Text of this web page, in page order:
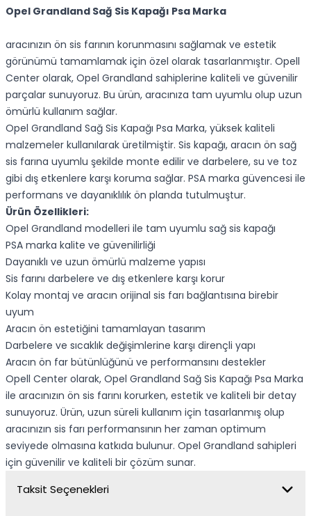
Opel Grandland Sağ Sis Kapağı Psa Marka
aracınızın ön sis farının korunmasını sağlamak ve estetik
görünümü tamamlamak için özel olarak tasarlanmıştır. Opell
Center olarak, Opel Grandland sahiplerine kaliteli ve güvenilir
parçalar sunuyoruz. Bu ürün, aracınıza tam uyumlu olup uzun
ömürlü kullanım sağlar.
Opel Grandland Sağ Sis Kapağı Psa Marka, yüksek kaliteli
malzemeler kullanılarak üretilmiştir. Sis kapağı, aracın ön sağ
sis farına uyumlu şekilde monte edilir ve darbelere, su ve toz
gibi dış etkenlere karşı koruma sağlar. PSA marka güvencesi ile
performans ve dayanıklılık ön planda tutulmuştur.
Ürün Özellikleri:
Opel Grandland modelleri ile tam uyumlu sağ sis kapağı
PSA marka kalite ve güvenilirliği
Dayanıklı ve uzun ömürlü malzeme yapısı
Sis farını darbelere ve dış etkenlere karşı korur
Kolay montaj ve aracın orijinal sis farı bağlantısına birebir
uyum
Aracın ön estetiğini tamamlayan tasarım
Darbelere ve sıcaklık değişimlerine karşı dirençli yapı
Aracın ön far bütünlüğünü ve performansını destekler
Opell Center olarak, Opel Grandland Sağ Sis Kapağı Psa Marka
ile aracınızın ön sis farını korurken, estetik ve kaliteli bir detay
sunuyoruz. Ürün, uzun süreli kullanım için tasarlanmış olup
aracınızın sis farı performansının her zaman optimum
seviyede olmasına katkıda bulunur. Opel Grandland sahipleri
için güvenilir ve kaliteli bir çözüm sunar.
Taksit Seçenekleri